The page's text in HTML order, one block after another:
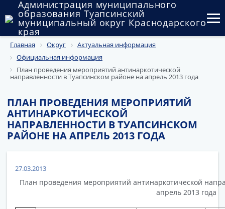
Администрация муниципального
образования Туапсинский
муниципальный округ Краснодарского
края
Округ
Администрация
Государственный и муниципальный контроль
Муниципальное имущество
Документы
Главная Округ
Актуальная информация
Официальная информация
План проведения мероприятий антинаркотической
направленности в Туапсинском районе на апрель 2013 года
ПЛАН ПРОВЕДЕНИЯ МЕРОПРИЯТИЙ
АНТИНАРКОТИЧЕСКОЙ
НАПРАВЛЕННОСТИ В ТУАПСИНСКОМ
РАЙОНЕ НА АПРЕЛЬ 2013 ГОДА
27.03.2013
План проведения мероприятий антинаркотической
апрель 2013 года